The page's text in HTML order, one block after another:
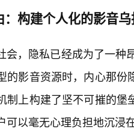
：构建个人化的影音
会，隐私已经成为了一种
的影音资源时，内心那
制上构建了坚不可摧的
可以毫无心理负担地沉浸